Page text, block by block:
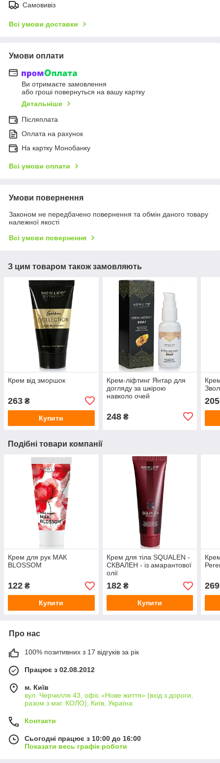
Самовивіз
Всі умови доставки
Умови оплати
Ви отримаєте замовлення
або гроші повернуться на вашу картку
Детальніше
Післяплата
Оплата на рахунок
На картку Монобанку
Всі умови оплати
Умови повернення
Законом не передбачено повернення та обмін даного товару
належної якості
Всі умови повернення
З цим товаром також замовляють
Крем від зморшок
263 ₴
Купити
Крем-ліфтинг Янтар для
догляду за шкірою
навколо очей
248₴
205
Подібні товари компанії
Крем для рук МАК
BLOSSOM
122 ₴
Купити
Крем для тіла SQUALEN -
СКВАЛЕН - із амарантової
олії
182₴
Купити
269
Про нас
100% позитивних з 17 відгуків за рік
Працює з 02.08.2012
м. Київ
вул. Черчилля 43, офіс «Нове життя» (вхід з дороги,
разом з маг. КОЛО), Київ, Україна
Контакти
Сьогодні працює з 10:00 до 16:00
Показати весь графік роботи